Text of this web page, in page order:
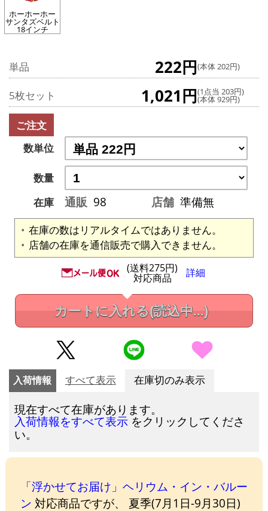
ホーホーホー
サンタズベルト
18インチ
単品 222円(本体 202円)
5枚セット 1,021円(1点当 203円)
(本体 929円)
ご注文
数単位
数量
在庫
通販 98 店舗 準備無
在庫の数はリアルタイムではありません。
店舗の在庫を通信販売で購入できません。
(送料275円)
対応商品 詳細
カートに入れる(読込中...)
入荷情報 すべて表示 在庫切のみ表示
現在すべて在庫があります。
入荷情報をすべて表示 をクリックしてくださ
い。
「浮かせてお届け」ヘリウム・イン・バルー
ン 対応商品ですが、 夏季(7月1日-9月30日)